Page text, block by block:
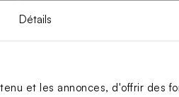
Détails
et les annonces, d'offrir des
Enveloppe communion